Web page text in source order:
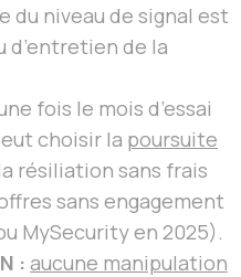
du niveau de signal est
d’entretien de la
fois le mois d’essai
choisir la poursuite
résiliation sans frais
sans engagement
MySecurity en 2025).
: aucune manipulation